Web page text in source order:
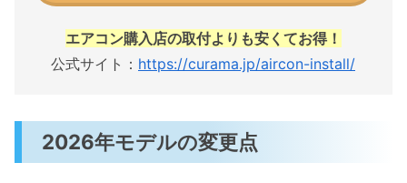
エアコン購入店の取付よりも安くてお得！
公式サイト： https://curama.jp/aircon-install/
2026年モデルの変更点